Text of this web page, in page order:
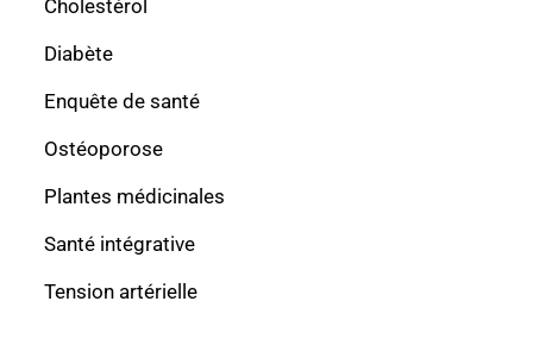
Cholestérol
Diabète
Enquête de santé
Ostéoporose
Plantes médicinales
Santé intégrative
Tension artérielle